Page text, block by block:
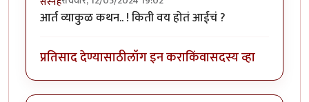
आर्त व्याकुळ कथन.. ! किती वय होतं आईचं ?
प्रतिसाद देण्यासाठीलॉग इन कराकिंवासदस्य व्हा